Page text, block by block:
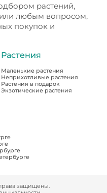
растений,
любым вопросом,
покупок и
Растения
Маленькие растения
Неприхотливые растения
Растения в подарок
Экзотические растения
защищены.